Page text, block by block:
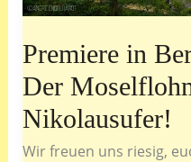
Premiere in
Der
Nikolausufer!
Wir freuen uns riesig,